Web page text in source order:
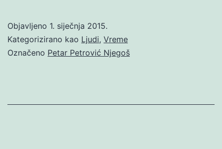
Objavljeno 1. siječnja 2015.
Kategorizirano kao Ljudi, Vreme
Označeno Petar Petrović Njegoš